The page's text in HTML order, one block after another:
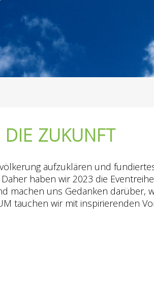
ZUKUNFT
aufzuklären und
haben wir 2023 die
machen uns Gedanken darüber,
tauchen wir mit inspirierenden